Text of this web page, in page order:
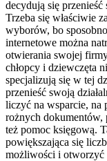
decydują się przenieść
Trzeba się właściwie
wyborów, bo
internetowe można
otwierania swojej
chłopcy i dziewczęta
specjalizują się w tej
przenieść swoją
liczyć na wsparcie, na
rożnych dokumentów,
też pomoc księgową.
powiększająca się
możliwości i otworzyć